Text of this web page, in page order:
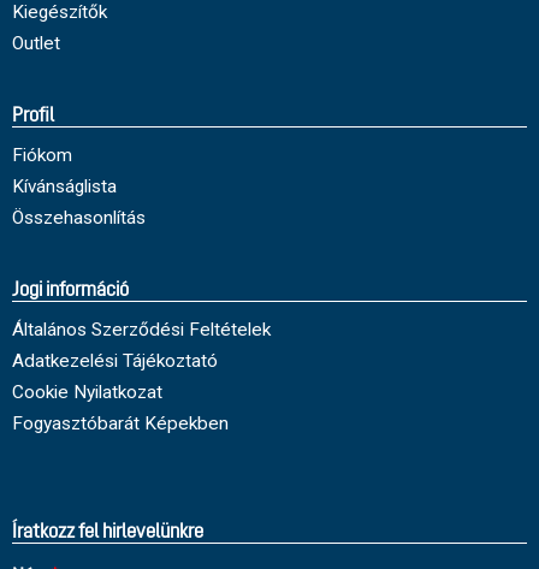
Kiegészítők
Outlet
Profil
Fiókom
Kívánságlista
Összehasonlítás
Jogi információ
Általános Szerződési Feltételek
Adatkezelési Tájékoztató
Cookie Nyilatkozat
Fogyasztóbarát Képekben
Íratkozz fel hirlevelünkre